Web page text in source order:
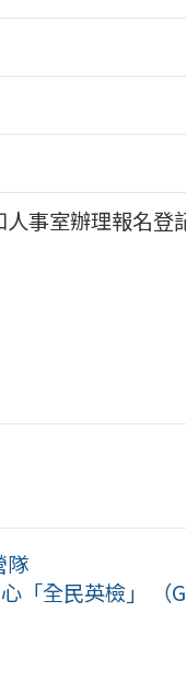
事室辦理報名登
隊
「全民英檢」 （